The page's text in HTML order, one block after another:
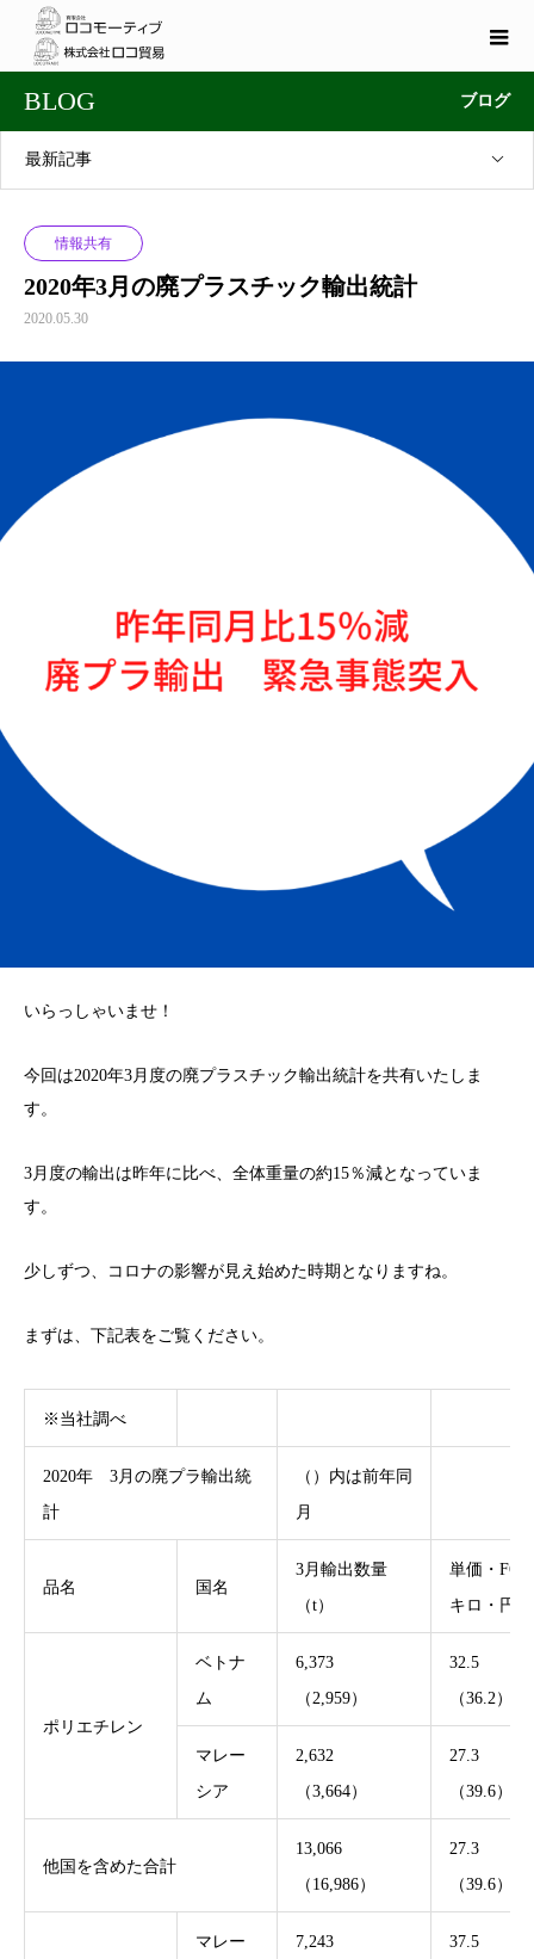
BLOG ブログ
最新記事
情報共有
2020年3月の廃プラスチック輸出統計
2020.05.30
いらっしゃいませ！
今回は2020年3月度の廃プラスチック輸出統計を共有いたしま
す。
3月度の輸出は昨年に比べ、全体重量の約15％減となっていま
す。
少しずつ、コロナの影響が見え始めた時期となりますね。
まずは、下記表をご覧ください。
※当社調べ
2020年 3月の廃プラ輸出統
計
（）内は前年同
月
品名 国名
3月輸出数量
（t）
単価・FOB
キロ・円
ポリエチレン
ベトナ
ム
6,373
（2,959）
32.5
（36.2）
マレー
シア
2,632
（3,664）
27.3
（39.6）
他国を含めた合計
13,066
（16,986）
27.3
（39.6）
マレー
7,243
37.5